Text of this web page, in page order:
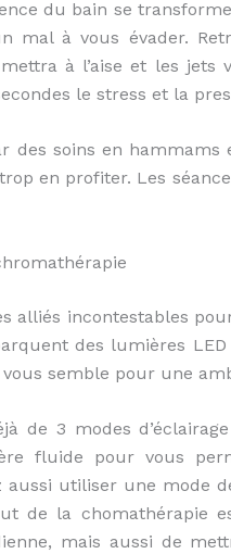
du bain se
mal à vous évader.
à l’aise et les jets
le stress et la
des soins en
en profiter. Les
alliés incontestables
des lumières
semble pour une
de 3 modes
fluide pour vous
aussi utiliser une mode
de la chomathérapie
mais aussi de